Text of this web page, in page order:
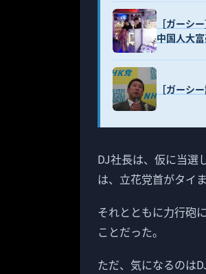
［ガーシ
中国人大
［ガーシ
DJ社長は、仮に当選
は、立花党首がタイ
それとともに力行砲
ことだった。
ただ、気になるのは